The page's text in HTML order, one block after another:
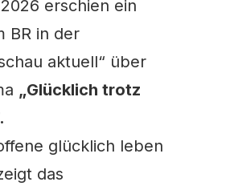
erschien ein
BR in der
aktuell“ über
„Glücklich trotz
glücklich leben
das